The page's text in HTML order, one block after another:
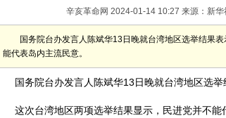
辛亥革命网 2024-01-14 10:27 来源： 新华
国务院台办发言人陈斌华13日晚就台湾地区选举结果
能代表岛内主流民意。
国务院台办发言人陈斌华13日晚就台湾地区选举
这次台湾地区两项选举结果显示，民进党并不能